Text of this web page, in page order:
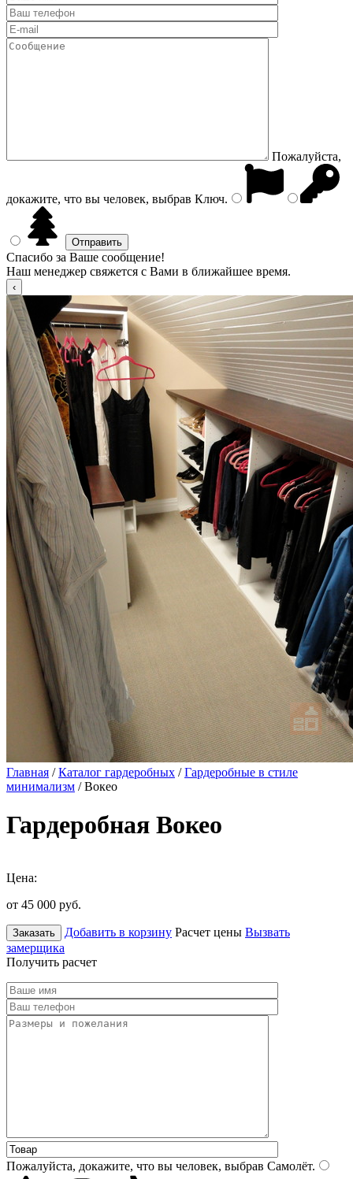
Пожалуйста,
докажите, что вы человек, выбрав Ключ.
Спасибо за Ваше сообщение!
Наш менеджер свяжется с Вами в ближайшее время.
Главная /Каталог гардеробных /Гардеробные в стиле
минимализм / Вокео
Гардеробная Вокео
Цена:
от 45 000 руб.
Заказать Добавить в корзину Расчет цены Вызвать
замерщика
Получить расчет
Пожалуйста, докажите, что вы человек, выбрав Самолёт.